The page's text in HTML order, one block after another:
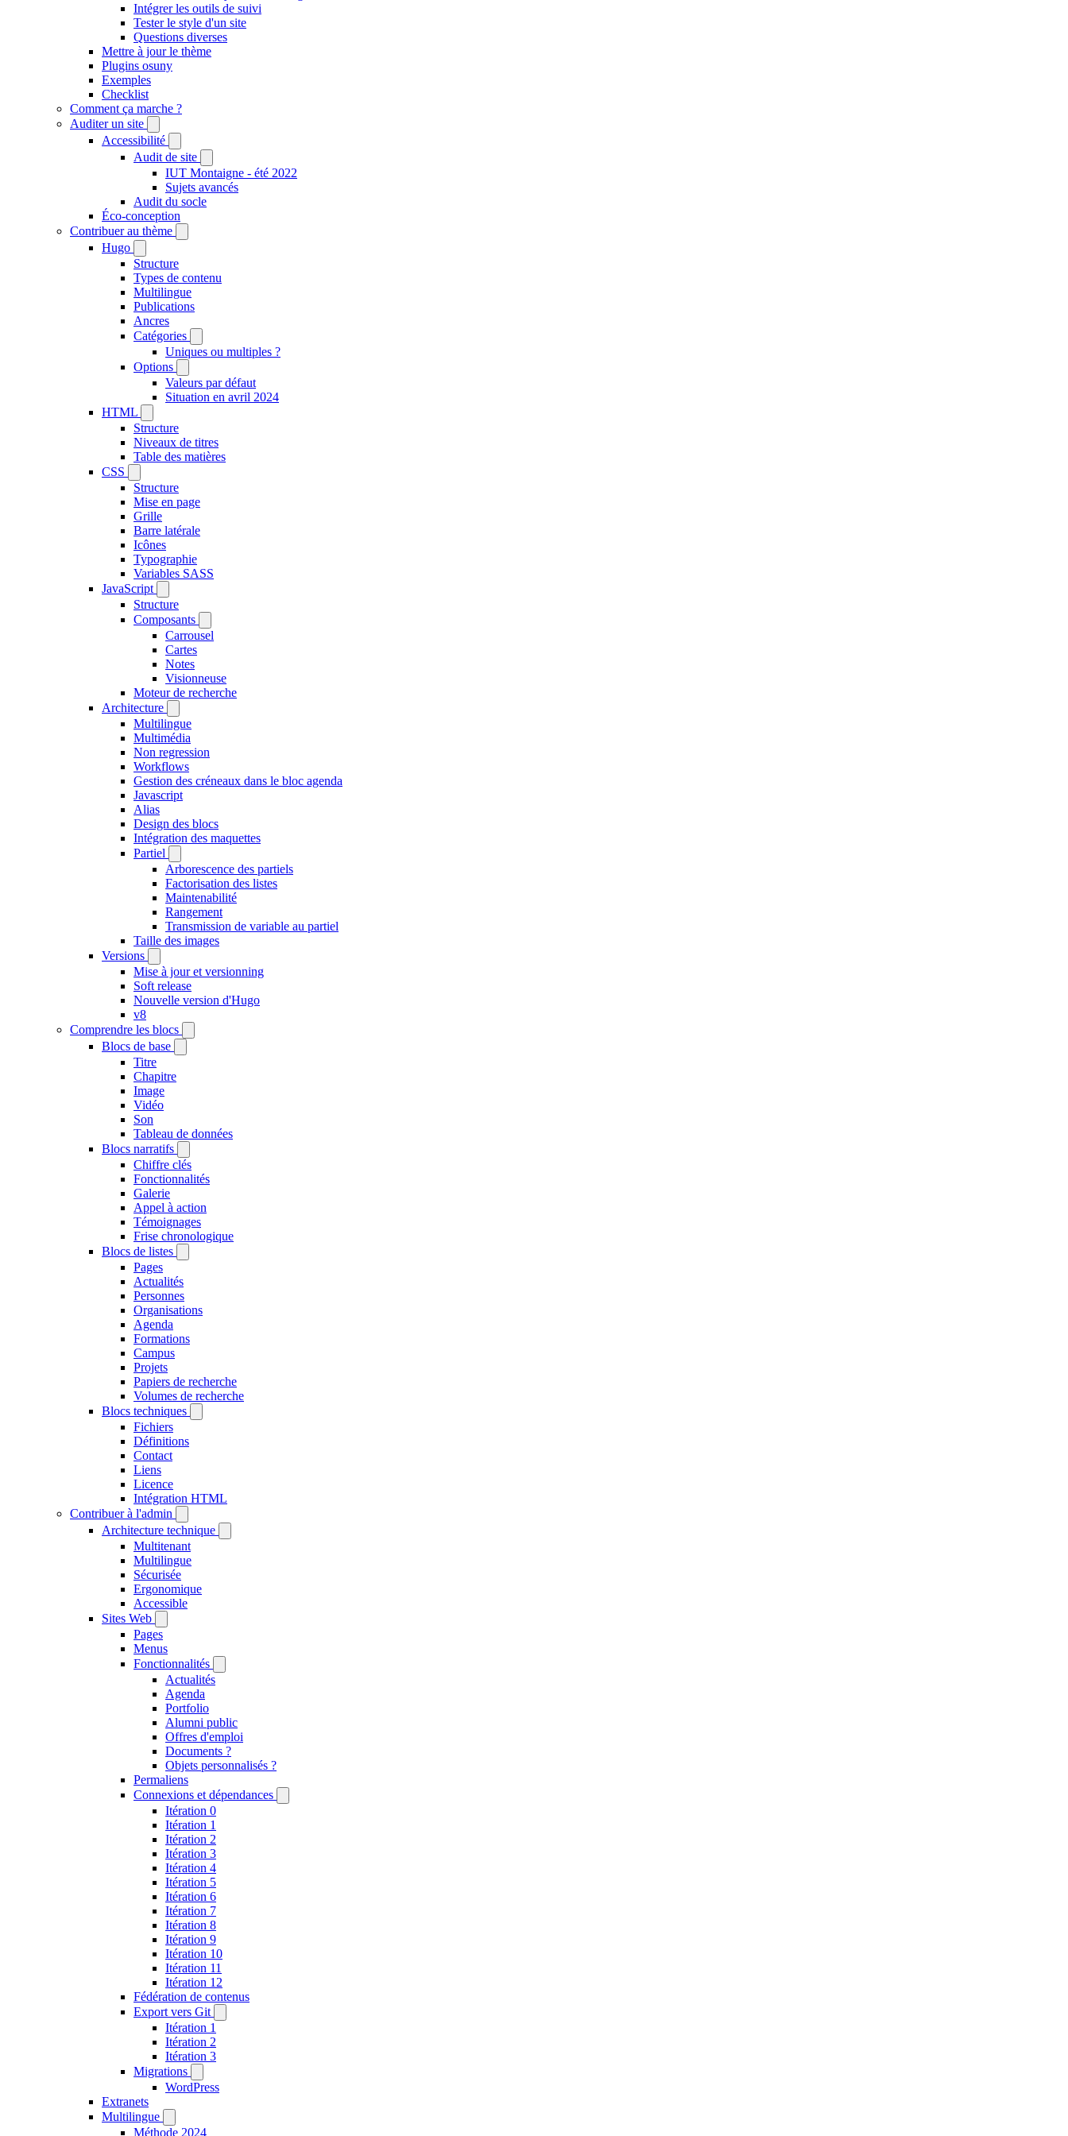
Intégrer les outils de suivi
Tester le style d'un site
Questions diverses
Mettre à jour le thème
Plugins osuny
Exemples
Checklist
Comment ça marche ?
Auditer un site
Accessibilité
Audit de site
IUT Montaigne - été 2022
Sujets avancés
Audit du socle
Éco-conception
Contribuer au thème
Hugo
Structure
Types de contenu
Multilingue
Publications
Ancres
Catégories
Uniques ou multiples ?
Options
Valeurs par défaut
Situation en avril 2024
HTML
Structure
Niveaux de titres
Table des matières
CSS
Structure
Mise en page
Grille
Barre latérale
Icônes
Typographie
Variables SASS
JavaScript
Structure
Composants
Carrousel
Cartes
Notes
Visionneuse
Moteur de recherche
Architecture
Multilingue
Multimédia
Non regression
Workflows
Gestion des créneaux dans le bloc agenda
Javascript
Alias
Design des blocs
Intégration des maquettes
Partiel
Arborescence des partiels
Factorisation des listes
Maintenabilité
Rangement
Transmission de variable au partiel
Taille des images
Versions
Mise à jour et versionning
Soft release
Nouvelle version d'Hugo
v8
Comprendre les blocs
Blocs de base
Titre
Chapitre
Image
Vidéo
Son
Tableau de données
Blocs narratifs
Chiffre clés
Fonctionnalités
Galerie
Appel à action
Témoignages
Frise chronologique
Blocs de listes
Pages
Actualités
Personnes
Organisations
Agenda
Formations
Campus
Projets
Papiers de recherche
Volumes de recherche
Blocs techniques
Fichiers
Définitions
Contact
Liens
Licence
Intégration HTML
Contribuer à l'admin
Architecture technique
Multitenant
Multilingue
Sécurisée
Ergonomique
Accessible
Sites Web
Pages
Menus
Fonctionnalités
Actualités
Agenda
Portfolio
Alumni public
Offres d'emploi
Documents ?
Objets personnalisés ?
Permaliens
Connexions et dépendances
Itération 0
Itération 1
Itération 2
Itération 3
Itération 4
Itération 5
Itération 6
Itération 7
Itération 8
Itération 9
Itération 10
Itération 11
Itération 12
Fédération de contenus
Export vers Git
Itération 1
Itération 2
Itération 3
Migrations
WordPress
Extranets
Multilingue
Méthode 2024